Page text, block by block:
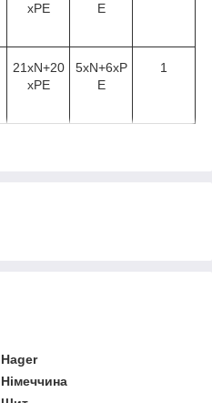
xPE
E
21xN+20
xPE
5xN+6xP
E
1
Hager
Німеччина